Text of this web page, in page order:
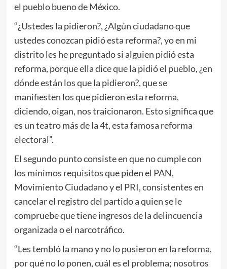
el pueblo bueno de México.
“¿Ustedes la pidieron?, ¿Algún ciudadano que
ustedes conozcan pidió esta reforma?, yo en mi
distrito les he preguntado si alguien pidió esta
reforma, porque ella dice que la pidió el pueblo, ¿en
dónde están los que la pidieron?, que se
manifiesten los que pidieron esta reforma,
diciendo, oigan, nos traicionaron. Esto significa que
es un teatro más de la 4t, esta famosa reforma
electoral”.
El segundo punto consiste en que no cumple con
los mínimos requisitos que piden el PAN,
Movimiento Ciudadano y el PRI, consistentes en
cancelar el registro del partido a quien se le
compruebe que tiene ingresos de la delincuencia
organizada o el narcotráfico.
“Les tembló la mano y no lo pusieron en la reforma,
por qué no lo ponen, cuál es el problema; nosotros